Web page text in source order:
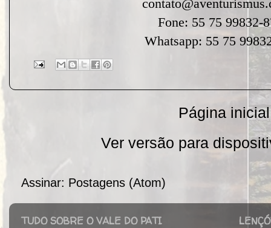
Fone: 55 75 99832-
Whatsapp: 55 75
Página inicial
Ver versão para
Assinar: Postagens (Atom)
TUDO SOBRE O VALE DO PATI